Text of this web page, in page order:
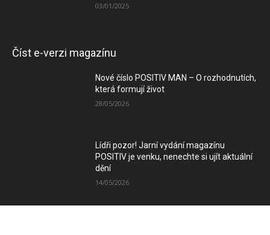
03/01/2025
Číst e-verzi magazínu
Nové číslo POSITIV MAN – O rozhodnutích,
která formují život
28/05/2026
Lídři pozor! Jarní vydání magazínu
POSITIV je venku, nenechte si ujít aktuální
dění
14/05/2026